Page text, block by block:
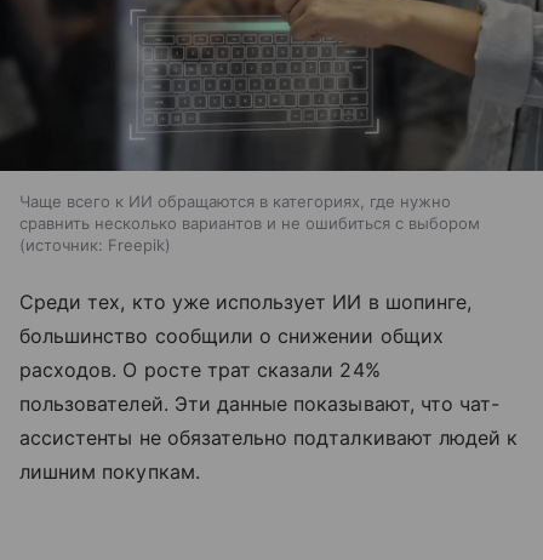
Чаще всего к ИИ обращаются в категориях, где нужно
сравнить несколько вариантов и не ошибиться с выбором
источник: Freepik
Среди тех, кто уже использует ИИ в шопинге,
большинство сообщили о снижении общих
расходов. О росте трат сказали 24%
пользователей. Эти данные показывают, что чат-
ассистенты не обязательно подталкивают людей к
лишним покупкам.